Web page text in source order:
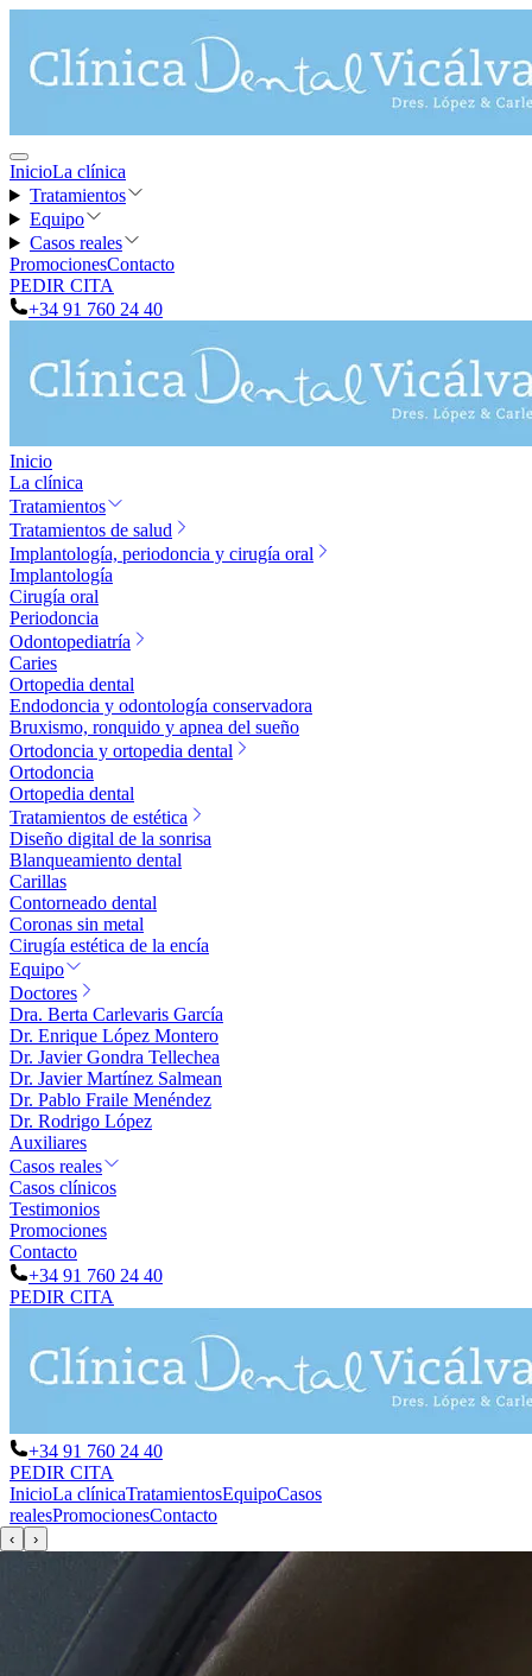
InicioLa clínica
Tratamientos
Equipo
Casos reales
PromocionesContacto
PEDIR CITA
+34 91 760 24 40
Inicio
La clínica
Tratamientos
Tratamientos de salud
Implantología, periodoncia y cirugía oral
Implantología
Cirugía oral
Periodoncia
Odontopediatría
Caries
Ortopedia dental
Endodoncia y odontología conservadora
Bruxismo, ronquido y apnea del sueño
Ortodoncia y ortopedia dental
Ortodoncia
Ortopedia dental
Tratamientos de estética
Diseño digital de la sonrisa
Blanqueamiento dental
Carillas
Contorneado dental
Coronas sin metal
Cirugía estética de la encía
Equipo
Doctores
Dra. Berta Carlevaris García
Dr. Enrique López Montero
Dr. Javier Gondra Tellechea
Dr. Javier Martínez Salmean
Dr. Pablo Fraile Menéndez
Dr. Rodrigo López
Auxiliares
Casos reales
Casos clínicos
Testimonios
Promociones
Contacto
+34 91 760 24 40
PEDIR CITA
+34 91 760 24 40
PEDIR CITA
InicioLa clínicaTratamientosEquipoCasos
realesPromocionesContacto
‹ ›